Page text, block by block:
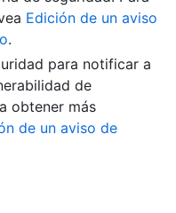
Edición de un aviso
.
para notificar a
de
obtener más
de un aviso de